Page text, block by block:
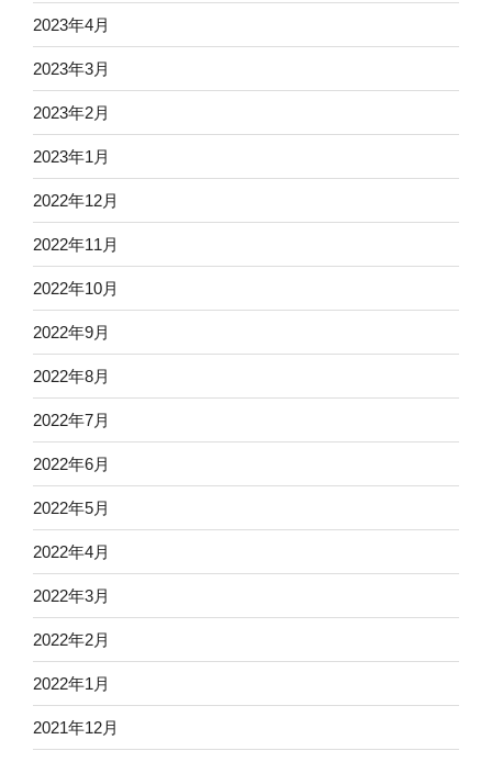
2023年4月
2023年3月
2023年2月
2023年1月
2022年12月
2022年11月
2022年10月
2022年9月
2022年8月
2022年7月
2022年6月
2022年5月
2022年4月
2022年3月
2022年2月
2022年1月
2021年12月